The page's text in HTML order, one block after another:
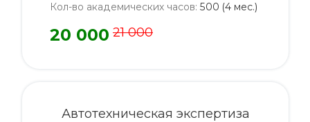
Кол-во академических часов: 500 (4 мес.)
20 000 21 000
Автотехническая экспертиза